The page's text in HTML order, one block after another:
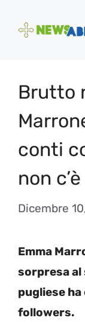
Brutto
conti
non
Dicembre
Emma
sorpresa al
pugliese
followers.